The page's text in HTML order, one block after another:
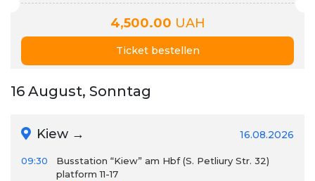
4,500.00 UAH
Ticket bestellen
16 August, Sonntag
Kiew → 16.08.2026
09:30
Busstation “Kiew” am Hbf (S. Petliury Str. 32)
platform 11-17